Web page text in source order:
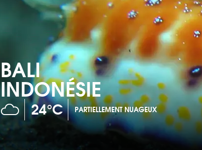
BALI
INDONÉSIE
24°C PARTIELLEMENT NUAGEUX